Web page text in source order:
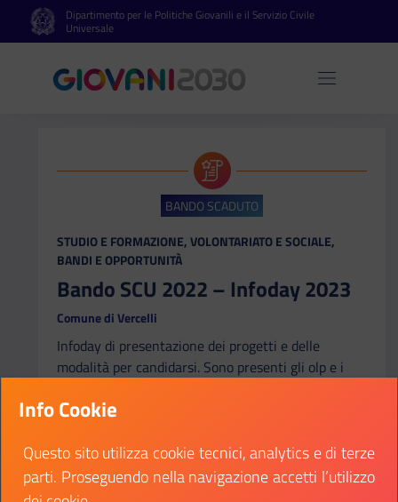
Vai al contenuto principale
Vai al footerDipartimento per le Politiche Giovanili e il Servizio Civile
Universale
Apri
BANDO SCADUTO
CATEGORIA:
STUDIO E FORMAZIONE, VOLONTARIATO E SOCIALE,
BANDI E OPPORTUNITÀ
Bando SCU 2022 – Infoday 2023
Comune di Vercelli
Infoday di presentazione dei progetti e delle
modalità per candidarsi. Sono presenti gli olp e i
domande.
Data inizio:
30 gennaio 2023
Data fine:
30 gennaio 2023
Info Cookie
Questo sito utilizza cookie tecnici, analytics e di terze
parti. Proseguendo nella navigazione accetti l’utilizzo